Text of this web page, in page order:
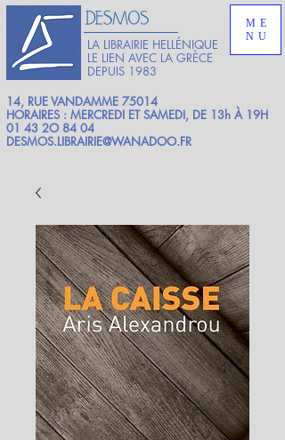
LA LIBRAIRIE HELLÉNIQUE
LE LIEN AVEC LA GRÈCE
DEPUIS 1983
ME
NU
14, RUE VANDAMME 75014
HORAIRES : MERCREDI ET SAMEDI, DE 13h À 19H
01 43 2O 84 04
DESMOS.LIBRAIRIE@WANADOO.FR